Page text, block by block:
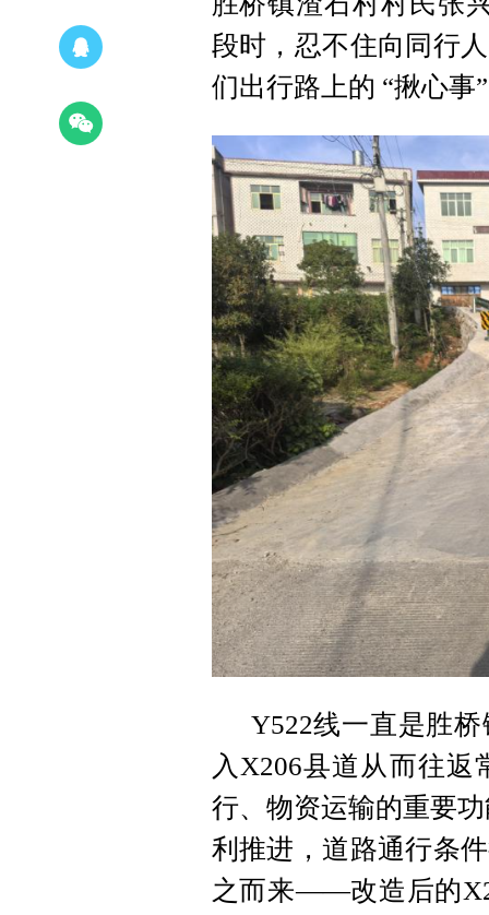
段时，忍不住向同行
们出行路上的 “揪心事
Y522线一直是胜
入X206县道从而往
行、物资运输的重要
利推进，道路通行条
之而来——改造后的